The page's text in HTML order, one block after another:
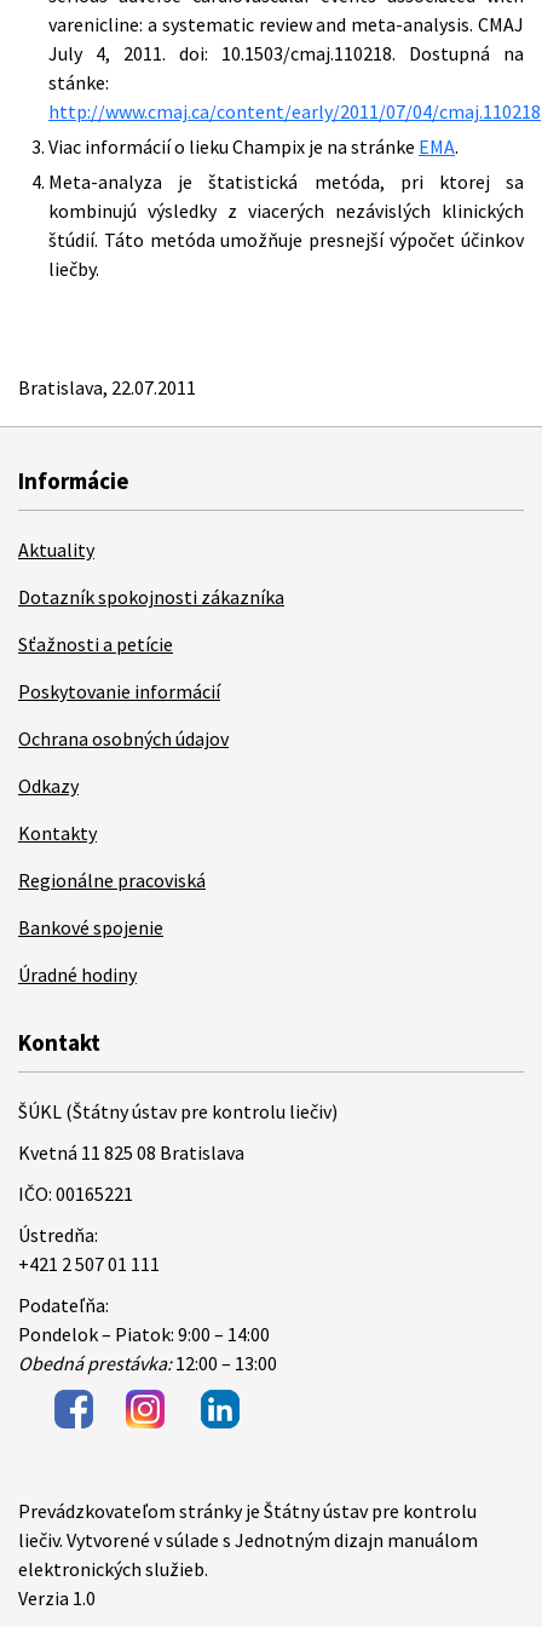
varenicline: a systematic review and meta-analysis. CMAJ
July 4, 2011. doi: 10.1503/cmaj.110218. Dostupná na
stánke:
http://www.cmaj.ca/content/early/2011/07/04/cmaj.110218
Viac informácií o lieku Champix je na stránke EMA.
Meta-analyza je štatistická metóda, pri ktorej sa
kombinujú výsledky z viacerých nezávislých klinických
štúdií. Táto metóda umožňuje presnejší výpočet účinkov
liečby.
Bratislava, 22.07.2011
Informácie
Aktuality
Dotazník spokojnosti zákazníka
Sťažnosti a petície
Poskytovanie informácií
Ochrana osobných údajov
Odkazy
Kontakty
Regionálne pracoviská
Bankové spojenie
Úradné hodiny
Kontakt
ŠÚKL (Štátny ústav pre kontrolu liečiv)
Kvetná 11 825 08 Bratislava
IČO: 00165221
Ústredňa:
+421 2 507 01 111
Podateľňa:
Pondelok – Piatok: 9:00 – 14:00
Obedná prestávka:12:00 – 13:00
Items
Prevádzkovateľom stránky je Štátny ústav pre kontrolu
liečiv. Vytvorené v súlade s Jednotným dizajn manuálom
elektronických služieb.
Verzia 1.0